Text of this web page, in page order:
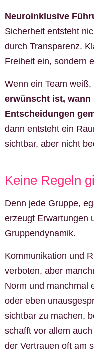
Neuroinklusive
Sicherheit entsteht
durch Transparenz.
Freiheit ein, sondern
Wenn ein Team weiß,
erwünscht ist, wann
Entscheidungen
dann entsteht ein
sichtbar, aber nicht
Keine Regeln
Denn jede Gruppe,
erzeugt Erwartungen
Gruppendynamik.
Kommunikation und
verboten, aber
Norm und manchmal
oder eben
sichtbar zu machen,
schafft vor allem
der Vertrauen oft am